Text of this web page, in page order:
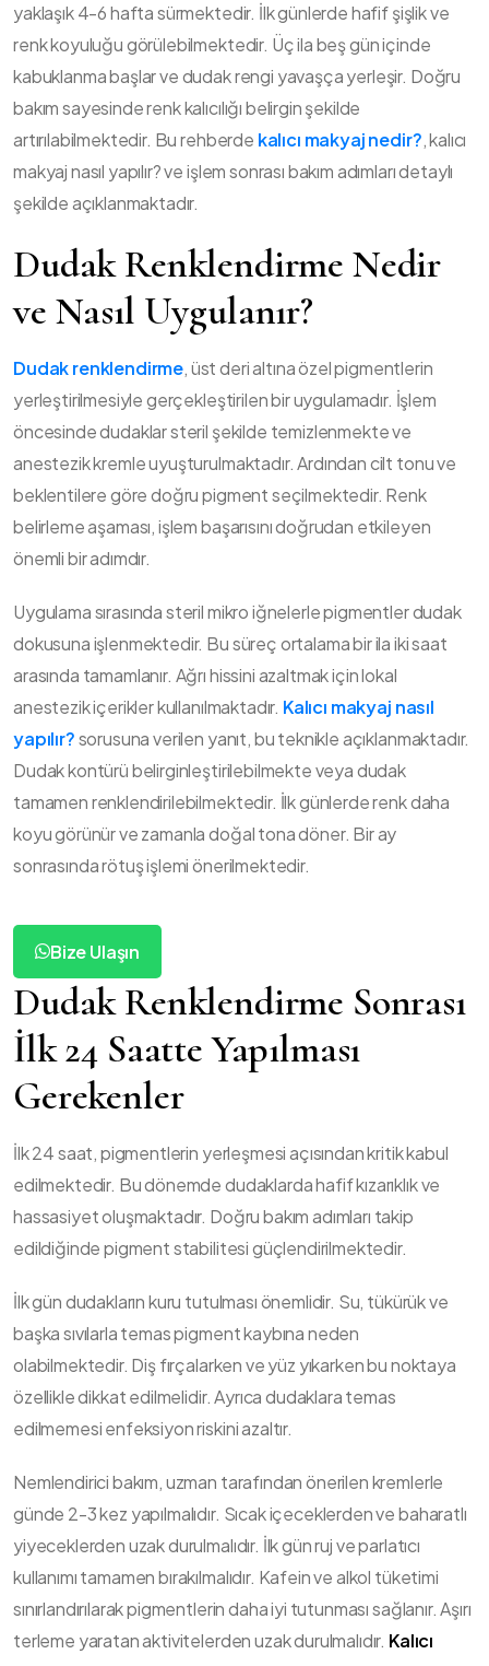
yaklaşık 4-6 hafta sürmektedir. İlk günlerde hafif şişlik ve
renk koyuluğu görülebilmektedir. Üç ila beş gün içinde
kabuklanma başlar ve dudak rengi yavaşça yerleşir. Doğru
bakım sayesinde renk kalıcılığı belirgin şekilde
artırılabilmektedir. Bu rehberde kalıcı makyaj nedir?, kalıcı
makyaj nasıl yapılır? ve işlem sonrası bakım adımları detaylı
şekilde açıklanmaktadır.
Dudak Renklendirme Nedir
ve Nasıl Uygulanır?
Dudak renklendirme, üst deri altına özel pigmentlerin
yerleştirilmesiyle gerçekleştirilen bir uygulamadır. İşlem
öncesinde dudaklar steril şekilde temizlenmekte ve
anestezik kremle uyuşturulmaktadır. Ardından cilt tonu ve
beklentilere göre doğru pigment seçilmektedir. Renk
belirleme aşaması, işlem başarısını doğrudan etkileyen
önemli bir adımdır.
Uygulama sırasında steril mikro iğnelerle pigmentler dudak
dokusuna işlenmektedir. Bu süreç ortalama bir ila iki saat
arasında tamamlanır. Ağrı hissini azaltmak için lokal
anestezik içerikler kullanılmaktadır. Kalıcı makyaj nasıl
yapılır?sorusuna verilen yanıt, bu teknikle açıklanmaktadır.
Dudak kontürü belirginleştirilebilmekte veya dudak
tamamen renklendirilebilmektedir. İlk günlerde renk daha
koyu görünür ve zamanla doğal tona döner. Bir ay
sonrasında rötuş işlemi önerilmektedir.
Bize Ulaşın
Dudak Renklendirme Sonrası
İlk 24 Saatte Yapılması
Gerekenler
İlk 24 saat, pigmentlerin yerleşmesi açısından kritik kabul
edilmektedir. Bu dönemde dudaklarda hafif kızarıklık ve
hassasiyet oluşmaktadır. Doğru bakım adımları takip
edildiğinde pigment stabilitesi güçlendirilmektedir.
İlk gün dudakların kuru tutulması önemlidir. Su, tükürük ve
başka sıvılarla temas pigment kaybına neden
olabilmektedir. Diş fırçalarken ve yüz yıkarken bu noktaya
özellikle dikkat edilmelidir. Ayrıca dudaklara temas
edilmemesi enfeksiyon riskini azaltır.
Nemlendirici bakım, uzman tarafından önerilen kremlerle
günde 2-3 kez yapılmalıdır. Sıcak içeceklerden ve baharatlı
yiyeceklerden uzak durulmalıdır. İlk gün ruj ve parlatıcı
kullanımı tamamen bırakılmalıdır. Kafein ve alkol tüketimi
sınırlandırılarak pigmentlerin daha iyi tutunması sağlanır. Aşırı
terleme yaratan aktivitelerden uzak durulmalıdır. Kalıcı